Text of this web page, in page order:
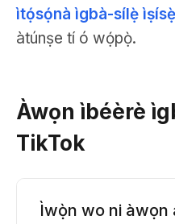
ìtọ́sọ́nà ìgbà-sílẹ̀
àtúnṣe tí ó wọ́pọ̀.
Àwọn ìbéèrè
TikTok
Ìwọ̀n wo ni àwọn